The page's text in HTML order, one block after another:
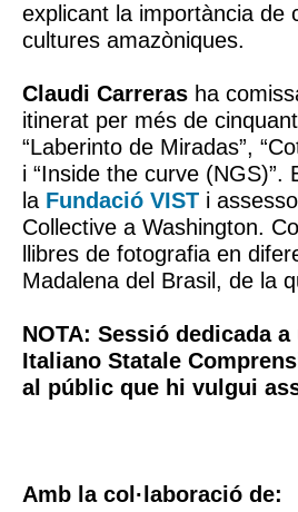
explicant la importància de
cultures amazòniques.
Claudi Carreras ha
itinerat per més de
“Laberinto de Miradas”,
i “Inside the curve (NGS)”.
la Fundació VIST i
Collective a Washington.
llibres de fotografia en
Madalena del Brasil, de la
NOTA: Sessió dedicada
Italiano Statale
al públic que hi vulgui
Amb la col·laboració de: